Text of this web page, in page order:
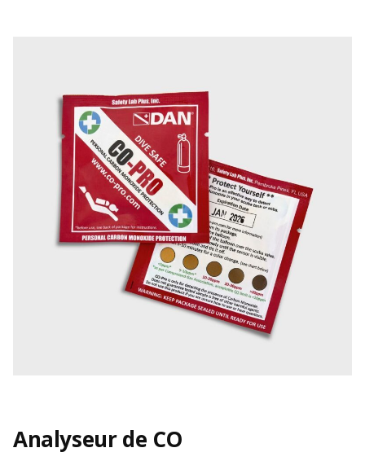
Analyseur de CO